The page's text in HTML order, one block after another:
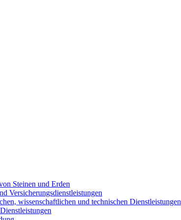
Steinen und Erden
Versicherungsdienstleistungen
wissenschaftlichen und technischen Dienstleistungen